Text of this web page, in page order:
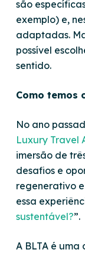
são
exemplo) e,
adaptadas.
possível
sentido.
Como temos
No ano
Luxury Travel
imersão de
desafios e
regenerativo
essa
sustentável?”.
A BLTA é